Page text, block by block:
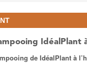
IdéalPlant
de IdéalPlant à